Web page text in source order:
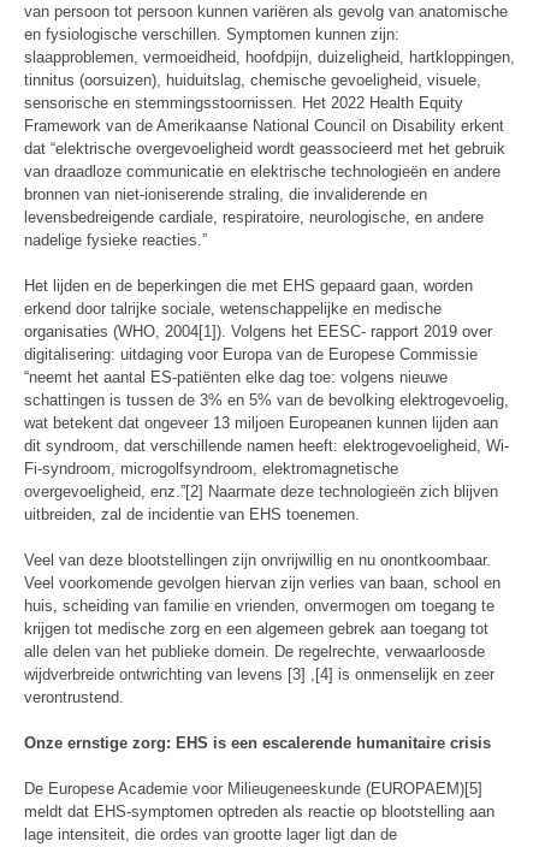
van persoon tot persoon kunnen variëren als gevolg van anatomische
en fysiologische verschillen. Symptomen kunnen zijn:
slaapproblemen, vermoeidheid, hoofdpijn, duizeligheid, hartkloppingen,
tinnitus (oorsuizen), huiduitslag, chemische gevoeligheid, visuele,
sensorische en stemmingsstoornissen. Het 2022 Health Equity
Framework van de Amerikaanse National Council on Disability erkent
dat “elektrische overgevoeligheid wordt geassocieerd met het gebruik
van draadloze communicatie en elektrische technologieën en andere
bronnen van niet-ioniserende straling, die invaliderende en
levensbedreigende cardiale, respiratoire, neurologische, en andere
nadelige fysieke reacties.”
Het lijden en de beperkingen die met EHS gepaard gaan, worden
erkend door talrijke sociale, wetenschappelijke en medische
organisaties (WHO, 2004[1]). Volgens het EESC- rapport 2019 over
digitalisering: uitdaging voor Europa van de Europese Commissie
“neemt het aantal ES-patiënten elke dag toe: volgens nieuwe
schattingen is tussen de 3% en 5% van de bevolking elektrogevoelig,
wat betekent dat ongeveer 13 miljoen Europeanen kunnen lijden aan
dit syndroom, dat verschillende namen heeft: elektrogevoeligheid, Wi-
Fi-syndroom, microgolfsyndroom, elektromagnetische
overgevoeligheid, enz.”[2] Naarmate deze technologieën zich blijven
uitbreiden, zal de incidentie van EHS toenemen.
Veel van deze blootstellingen zijn onvrijwillig en nu onontkoombaar.
Veel voorkomende gevolgen hiervan zijn verlies van baan, school en
huis, scheiding van familie en vrienden, onvermogen om toegang te
krijgen tot medische zorg en een algemeen gebrek aan toegang tot
alle delen van het publieke domein. De regelrechte, verwaarloosde
wijdverbreide ontwrichting van levens [3] ,[4] is onmenselijk en zeer
verontrustend.
Onze ernstige zorg: EHS is een escalerende humanitaire crisis
De Europese Academie voor Milieugeneeskunde (EUROPAEM)[5]
meldt dat EHS-symptomen optreden als reactie op blootstelling aan
lage intensiteit, die ordes van grootte lager ligt dan de